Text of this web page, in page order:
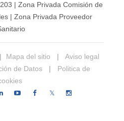
| Zona Privada Comisión de
| Zona Privada Proveedor
Mapa del sitio |
Aviso legal
de Datos |
Politica de
𝕏